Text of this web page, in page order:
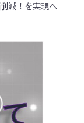
減！を実現へ